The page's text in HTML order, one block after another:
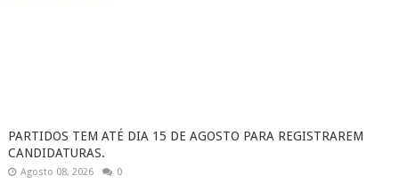
PARTIDOS TEM ATÉ DIA 15 DE AGOSTO PARA REGISTRAREM
CANDIDATURAS.
Agosto 08, 2026 0